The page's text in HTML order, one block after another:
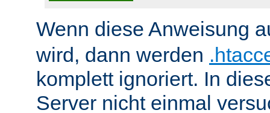
Wenn diese Anweisung
wird, dann werden
komplett ignoriert. In
Server nicht einmal